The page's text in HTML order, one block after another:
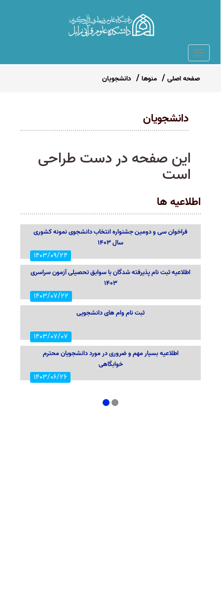
صفحه اصلی منوها دانشجویان
دانشجویان
این صفحه در دست طراحی
است
اطلاعیه ها
1403/09/24
فراخوان سی و دومین جشنواره انتخاب دانشجوی نمونه کشوری
سال ۱۴۰۳
1403/07/22
اطلاعیه ثبت نام پذیرفته شدگان با سوابق تحصیلی آزمون سراسری
1403
1403/07/07
ثبت نام وام های دانشجویی
1403/06/26
اطلاعیه بسیار مهم و ضروری در مورد دانشجویان محترم
خوابگاهی
دانشجو صرفاً براساس سوابق تحصیلی